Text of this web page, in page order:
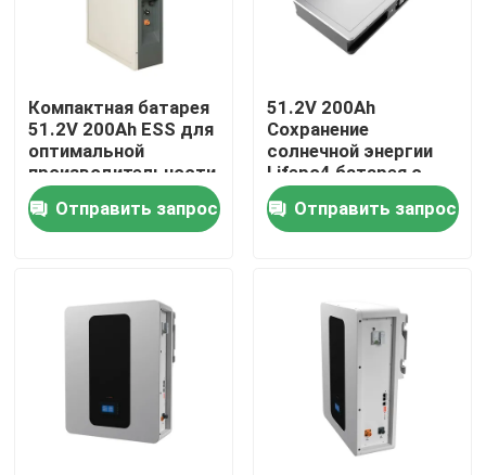
Главная страница
Продукция
О Компании
Наша фабрика
Компактная батарея
51.2V 200Ah ESS для
оптимальной
производительности
Отправить запрос
51.2V 200Ah
Сохранение
солнечной энергии
Lifepo4 батарея с
номинальной
мощностью
10,24KWh 95%DOD
Отправить запрос